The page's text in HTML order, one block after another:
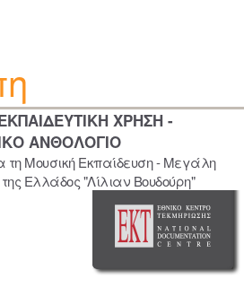
ΧΡΗΣΗ -
ΑΝΘΟΛΟΓΙΟ
τη Μουσική Εκπαίδευση - Μεγάλη
Ελλάδος "Λίλιαν Βουδούρη"